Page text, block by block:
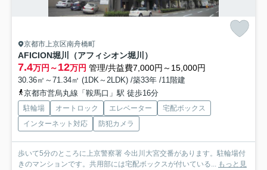
京都市上京区南舟橋町
AFICION堀川（アフィシオン堀川）
7.4万円～12万円 管理/共益費7,000円～15,000円
30.36㎡～71.34㎡ (1DK～2LDK) /築33年 /11階建
京都市営烏丸線「鞍馬口」駅 徒歩16分
駐輪場 オートロック エレベーター
宅配ボックス
インターネット対応
防犯カメラ
歩いて5分のところに上京警察署 今出川大宮交番があります。駐輪場付
きのマンションです。共用部には宅配ボックスが付いている... もっと見